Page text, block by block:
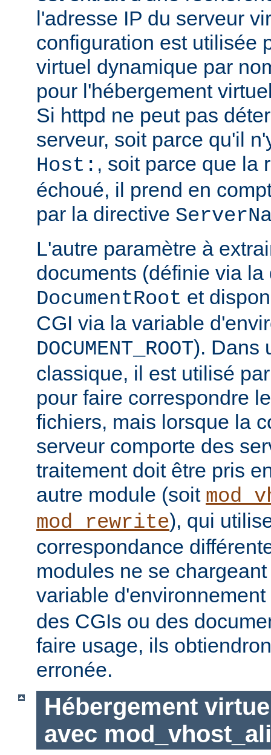
l'adresse IP du serveur
configuration est utilisée
virtuel dynamique par
pour l'hébergement
Si httpd ne peut pas
serveur, soit parce qu'il
Host: , soit parce que la
échoué, il prend en
par la directive
L'autre paramètre à
documents (définie via la
DocumentRoot et
CGI via la variable
DOCUMENT_ROOT). Dans
classique, il est utilisé
pour faire correspondre
fichiers, mais lorsque la
serveur comporte des
traitement doit être pris
autre module (soit
mod_rewrite), qui
correspondance
modules ne se
variable d'environnement
des CGIs ou des
faire usage, ils
erronée.
Hébergement
avec